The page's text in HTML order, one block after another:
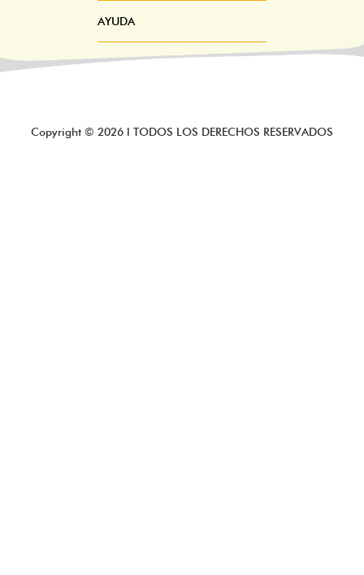
AYUDA
Copyright © 2026 l TODOS LOS DERECHOS RESERVADOS